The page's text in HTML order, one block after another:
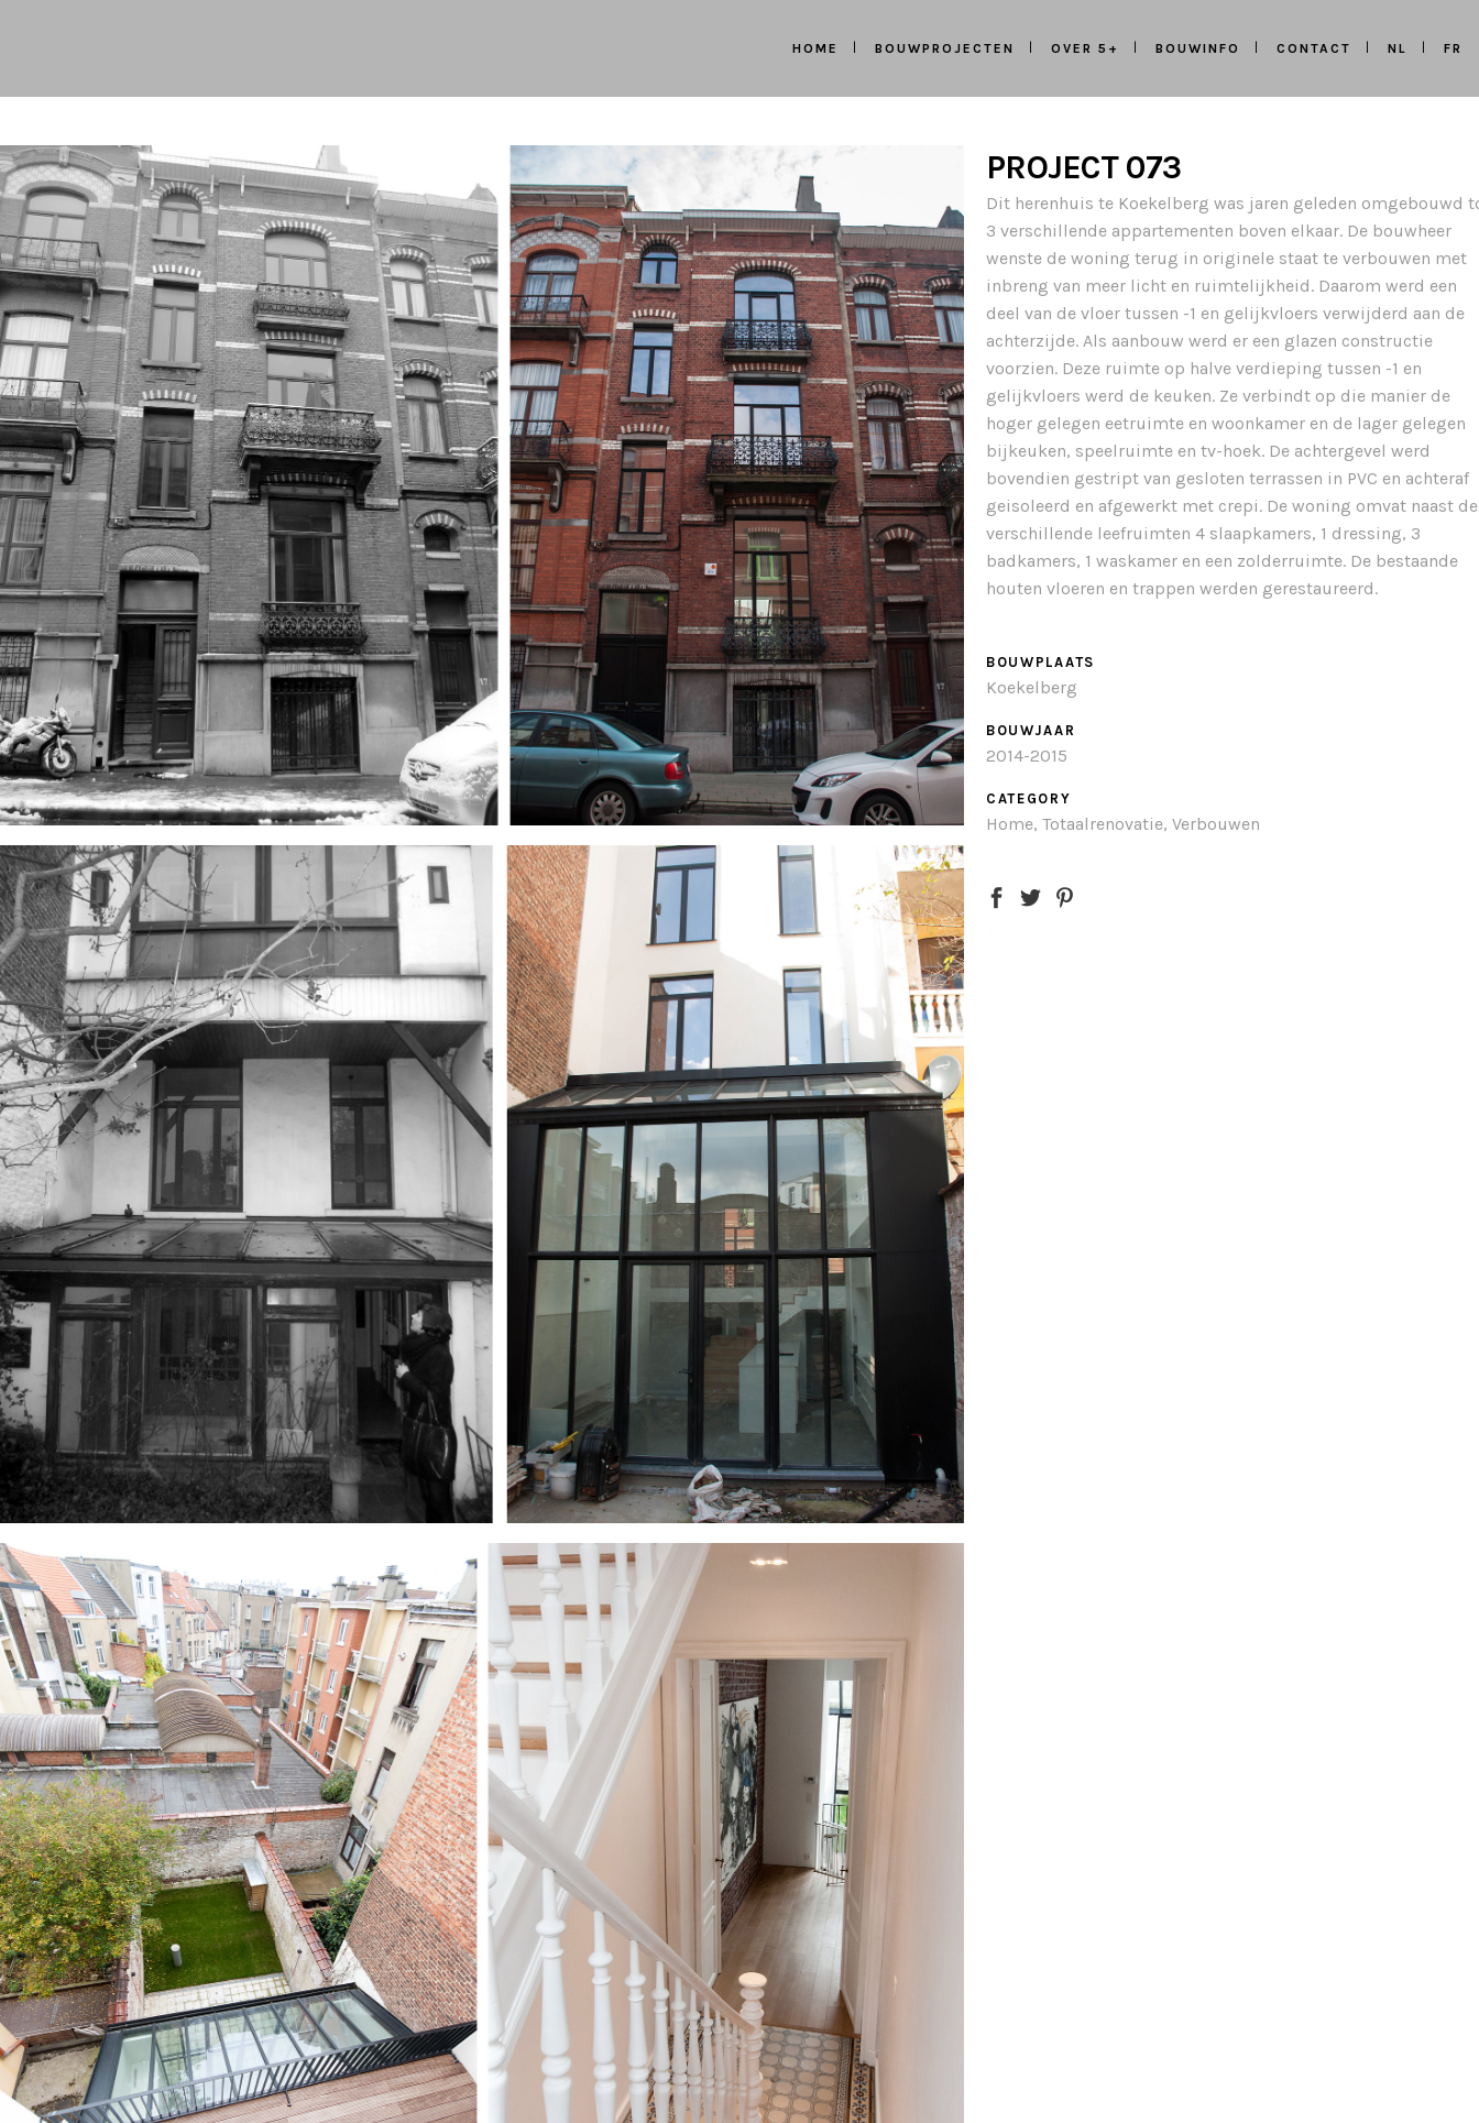
HOME BOUWPROJECTEN OVER 5+ BOUWINFO CONTACT NL FR
PROJECT 073
Dit herenhuis te Koekelberg was jaren geleden omgebouwd
3 verschillende appartementen boven elkaar. De bouwheer
wenste de woning terug in originele staat te verbouwen met
inbreng van meer licht en ruimtelijkheid. Daarom werd een
deel van de vloer tussen -1 en gelijkvloers verwijderd aan de
achterzijde. Als aanbouw werd er een glazen constructie
voorzien. Deze ruimte op halve verdieping tussen -1 en
gelijkvloers werd de keuken. Ze verbindt op die manier de
hoger gelegen eetruimte en woonkamer en de lager gelegen
bijkeuken, speelruimte en tv-hoek. De achtergevel werd
bovendien gestript van gesloten terrassen in PVC en achteraf
geisoleerd en afgewerkt met crepi. De woning omvat naast de
verschillende leefruimten 4 slaapkamers, 1 dressing, 3
badkamers, 1 waskamer en een zolderruimte. De bestaande
houten vloeren en trappen werden gerestaureerd.
BOUWPLAATS
Koekelberg
BOUWJAAR
2014-2015
CATEGORY
Home, Totaalrenovatie, Verbouwen